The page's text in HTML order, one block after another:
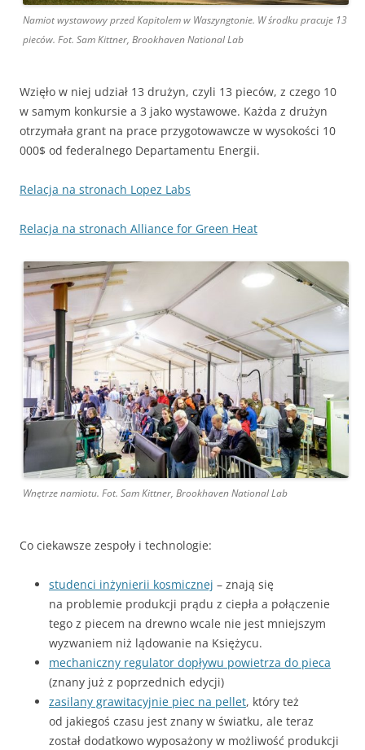
Namiot wystawowy przed Kapitolem w Waszyngtonie. W środku pracuje 13
pieców. Fot. Sam Kittner, Brookhaven National Lab
Wzięło w niej udział 13 drużyn, czyli 13 pieców, z czego 10
w samym konkursie a 3 jako wystawowe. Każda z drużyn
otrzymała grant na prace przygotowawcze w wysokości 10
000$ od federalnego Departamentu Energii.
Relacja na stronach Lopez Labs
Relacja na stronach Alliance for Green Heat
Wnętrze namiotu. Fot. Sam Kittner, Brookhaven National Lab
Co ciekawsze zespoły i technologie:
studenci inżynierii kosmicznej – znają się
na problemie produkcji prądu z ciepła a połączenie
tego z piecem na drewno wcale nie jest mniejszym
wyzwaniem niż lądowanie na Księżycu.
mechaniczny regulator dopływu powietrza do pieca
(znany już z poprzednich edycji)
zasilany grawitacyjnie piec na pellet, który też
od jakiegoś czasu jest znany w światku, ale teraz
został dodatkowo wyposażony w możliwość produkcji